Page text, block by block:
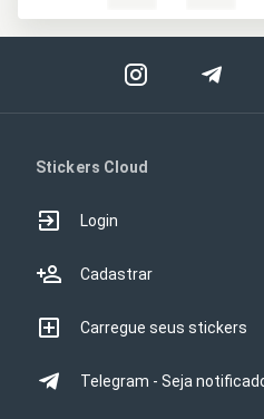
Stickers Cloud
Login
Cadastrar
Carregue seus stickers
Telegram - Seja